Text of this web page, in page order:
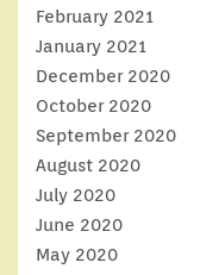
February 2021
January 2021
December 2020
October 2020
September 2020
August 2020
July 2020
June 2020
May 2020